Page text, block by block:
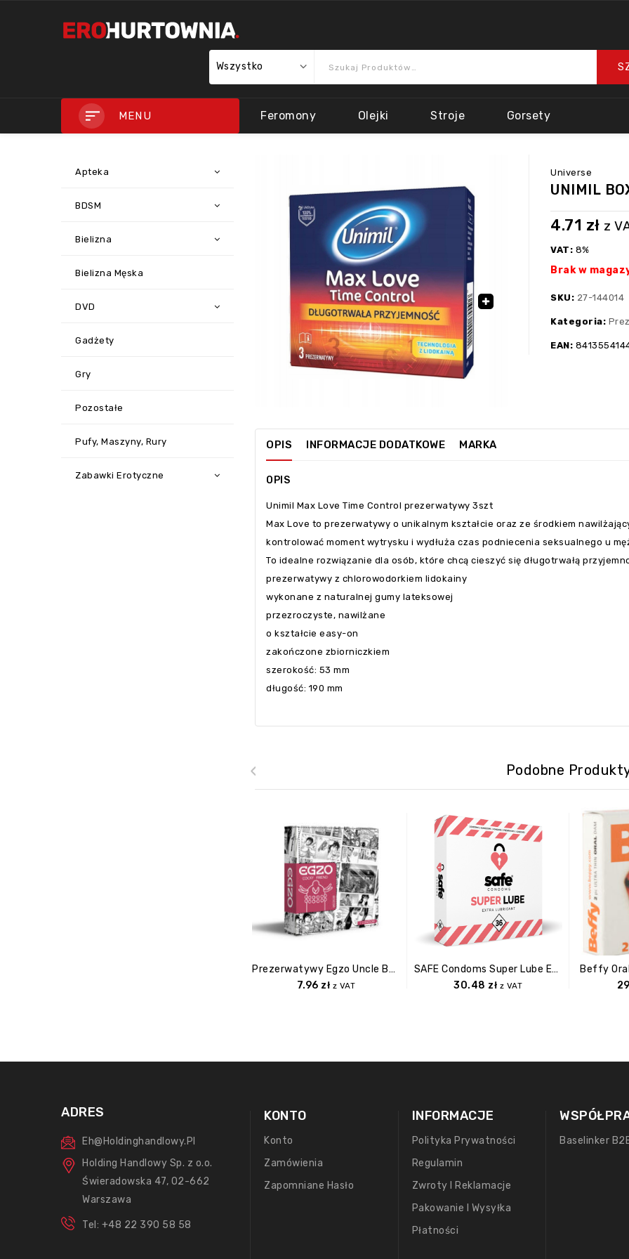
Wszystko
MENU Feromony Olejki Stroje Gorsety
Apteka
BDSM
Bielizna
Bielizna Męska
DVD
Gadżety
Gry
Pozostałe
Pufy, Maszyny, Rury
Zabawki Erotyczne
Universe
UNIMIL
4.71 zł z
VAT: 8%
Brak w
SKU: 27-144014
Kategoria:
EAN:
OPIS INFORMACJE DODATKOWE MARKA
OPIS
Unimil Max Love Time Control prezerwatywy 3szt
Max Love to prezerwatywy o unikalnym kształcie oraz ze środkiem
kontrolować moment wytrysku i wydłuża czas podniecenia seksualnego u
To idealne rozwiązanie dla osób, które chcą cieszyć się długotrwałą
prezerwatywy z chlorowodorkiem lidokainy
wykonane z naturalnej gumy lateksowej
przezroczyste, nawilżane
o kształcie easy-on
zakończone zbiorniczkiem
szerokość: 53 mm
długość: 190 mm
Podobne
Prezerwatywy Egzo Uncle Bob
7.96 zł z VAT
SAFE Condoms Super Lube Extra Lubricant (36 Pcs)
30.48 zł z VAT
Beffy
‹
ADRES
Eh@holdinghandlowy.pl
Holding Handlowy Sp. z o.o.
Świeradowska 47, 02-662
Warszawa
Tel: +48 22 390 58 58
KONTO
Konto
Zamówienia
Zapomniane Hasło
INFORMACJE
Polityka Prywatności
Regulamin
Zwroty I Reklamacje
Pakowanie I Wysyłka
Płatności
Baselinker